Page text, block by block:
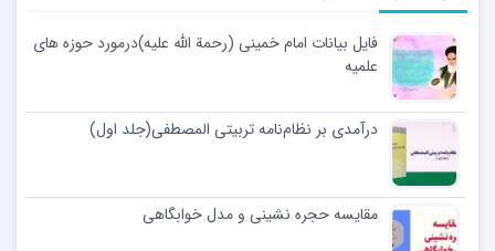
فایل بیانات امام خمینی (رحمة الله علیه)درمورد حوزه های
علمیه
درآمدی بر نظام‌نامه تربیتی المصطفی(جلد اول)
مقایسه حجره نشینی و مدل خوابگاهی